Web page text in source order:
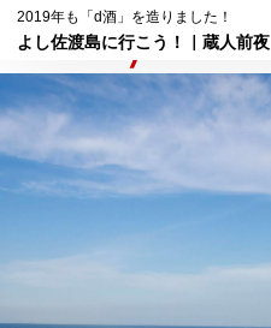
2019年も「d酒」を造りました！
よし佐渡島に行こう！｜蔵人前夜